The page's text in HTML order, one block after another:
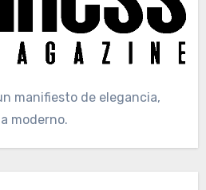
manifiesto de elegancia,
moderno.